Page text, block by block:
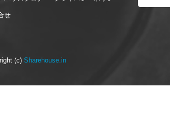
せ
(c) Sharehouse.in